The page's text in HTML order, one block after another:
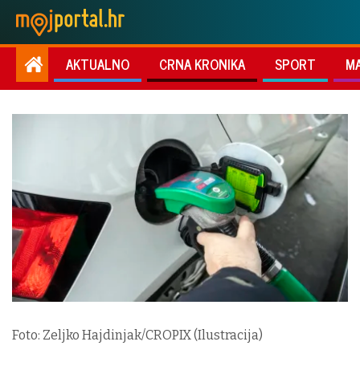
AKTUALNO CRNA KRONIKA SPORT
Foto: Zeljko Hajdinjak/CROPIX (Ilustracija)